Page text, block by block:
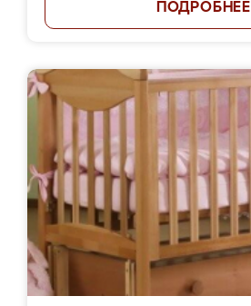
ПОДРОБНЕЕ